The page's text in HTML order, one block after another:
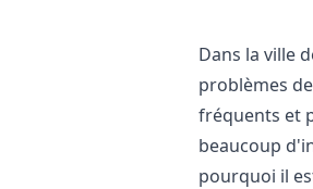
Dans la ville
problèmes
fréquents et
beaucoup
pourquoi il